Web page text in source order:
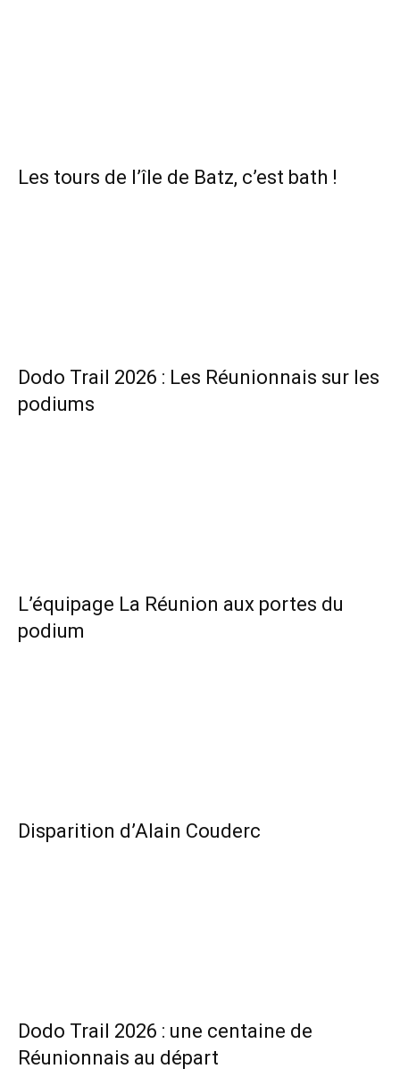
Les tours de l’île de Batz, c’est bath !
Dodo Trail 2026 : Les Réunionnais sur les
podiums
L’équipage La Réunion aux portes du
podium
Disparition d’Alain Couderc
Dodo Trail 2026 : une centaine de
Réunionnais au départ